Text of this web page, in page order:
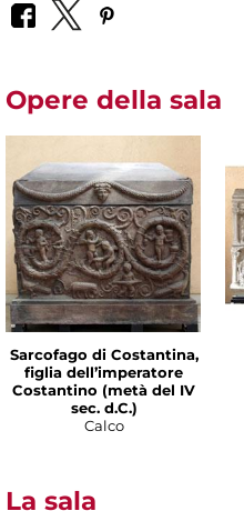
Opere della sala
Sarcofago di Costantina,
figlia dell’imperatore
Costantino (metà del IV
sec. d.C.)
Calco
La sala